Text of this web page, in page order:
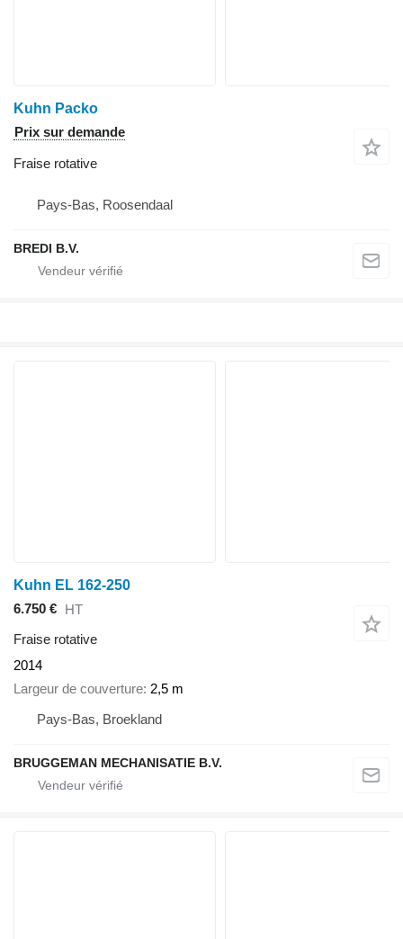
Kuhn Packo
Prix sur demande
Fraise rotative
Pays-Bas, Roosendaal
BREDI B.V.
Kuhn EL 162-250
6.750 € HT
Fraise rotative
2014
Largeur de couverture 2,5 m
Pays-Bas, Broekland
BRUGGEMAN MECHANISATIE B.V.